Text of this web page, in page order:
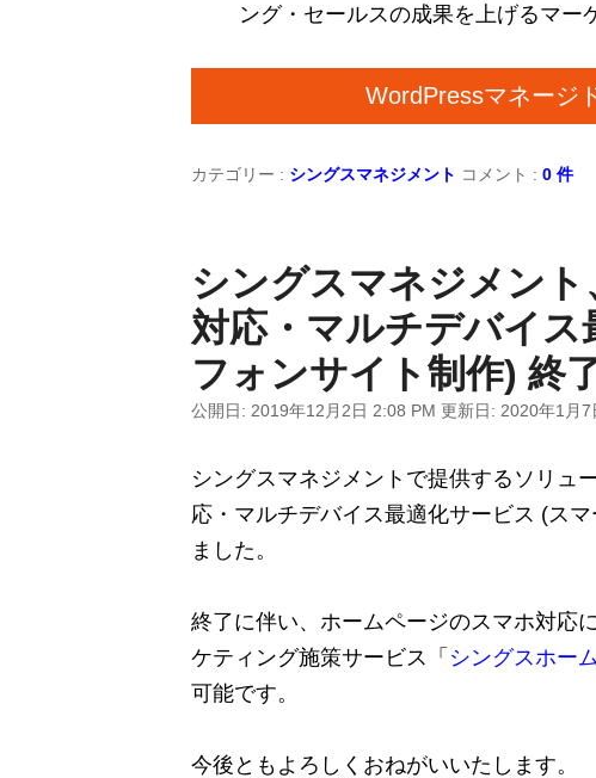
ング・セールスの成果を上げるマー
WordPressマネージ
カテゴリー : シングスマネジメント コメント : 0 件
シングスマネジメン
対応・マルチデバイス
フォンサイト制作) 終
公開日: 2019年12月2日 2:08 PM 更新日: 2020年1月7
シングスマネジメントで提供するソリュ
応・マルチデバイス最適化サービス (ス
ました。
終了に伴い、ホームページのスマホ対応
ケティング施策サービス「 シングスホー
可能です。
今後ともよろしくおねがいいたします。